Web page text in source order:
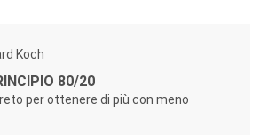
Koch
80/20
per ottenere di più con meno